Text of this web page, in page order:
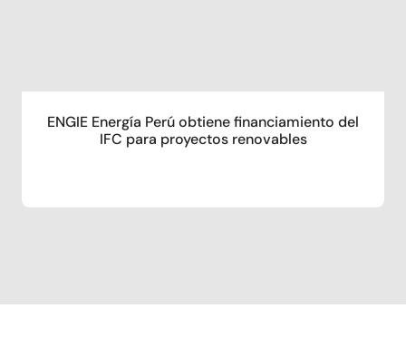
ENGIE Energía Perú obtiene financiamiento del
IFC para proyectos renovables